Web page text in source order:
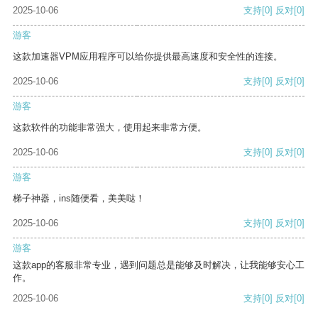
2025-10-06 支持[0] 反对[0]
游客
这款加速器VPM应用程序可以给你提供最高速度和安全性的连接。
2025-10-06 支持[0] 反对[0]
游客
这款软件的功能非常强大，使用起来非常方便。
2025-10-06 支持[0] 反对[0]
游客
梯子神器，ins随便看，美美哒！
2025-10-06 支持[0] 反对[0]
游客
这款app的客服非常专业，遇到问题总是能够及时解决，让我能够安心工
作。
2025-10-06
支持[0] 反对[0]